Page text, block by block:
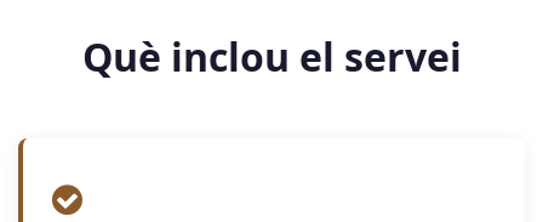
Què inclou el servei